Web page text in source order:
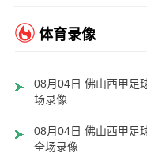
体育录像
08月04日 佛山西甲足
场录像
08月04日 佛山西甲足
全场录像